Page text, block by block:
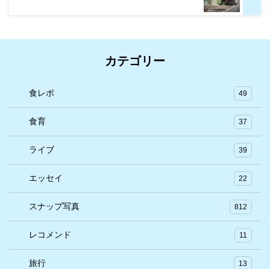
カテゴリー
食レポ 49
食育 37
ライブ 39
エッセイ 22
スナップ写真 812
レコメンド 11
旅行 13